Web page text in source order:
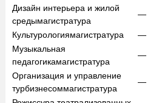
Дизайн интерьера и жилой
средымагистратура
—
Культурологиямагистратура —
Музыкальная
педагогикамагистратура
—
Организация и управление
турбизнесоммагистратура
—